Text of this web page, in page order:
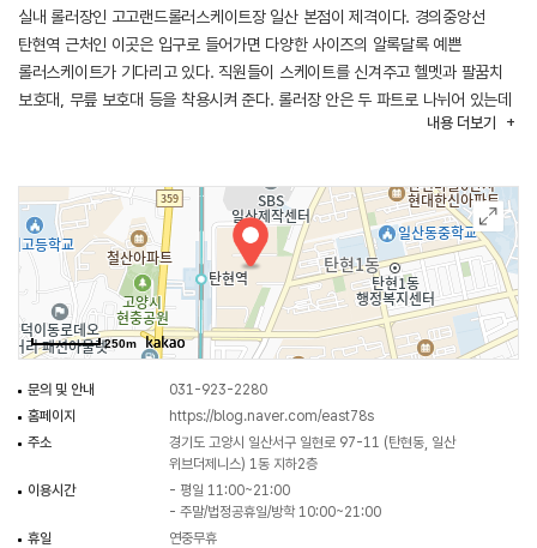
실내 롤러장인 고고랜드롤러스케이트장 일산 본점이 제격이다. 경의중앙선
탄현역 근처인 이곳은 입구로 들어가면 다양한 사이즈의 알록달록 예쁜
롤러스케이트가 기다리고 있다. 직원들이 스케이트를 신겨주고 헬멧과 팔꿈치
보호대, 무릎 보호대 등을 착용시켜 준다. 롤러장 안은 두 파트로 나뉘어 있는데
한 곳은 초보자용 트랙으로 보조 기구를 사용하여 아이들이 두려움 없이
설치되어 있고 군데군데 쉴 수 있는 공간이 있다. 일반 롤러장에서는 혼자서 탈
수 있는 사람들이 스피드를 즐기며 탈 수 있는 곳이다.
내용 더보기
250m
문의 및 안내
031-923-2280
홈페이지
https://blog.naver.com/east78s
주소
경기도 고양시 일산서구 일현로 97-11 (탄현동, 일산
위브더제니스) 1동 지하2층
이용시간
- 평일 11:00~21:00
- 주말/법정공휴일/방학 10:00~21:00
휴일
연중무휴